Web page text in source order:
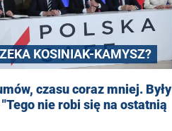
KOSINIAK-KAMYSZ?
czasu coraz mniej. Były
nie robi się na ostatnią